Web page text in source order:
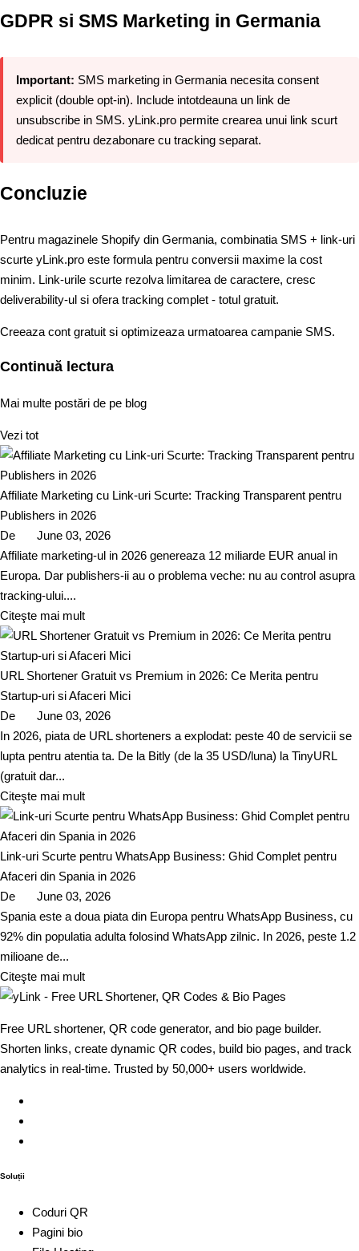
GDPR si SMS Marketing in Germania
Important: SMS marketing in Germania necesita consent
explicit (double opt-in). Include intotdeauna un link de
unsubscribe in SMS. yLink.pro permite crearea unui link scurt
dedicat pentru dezabonare cu tracking separat.
Concluzie
Pentru magazinele Shopify din Germania, combinatia SMS + link-uri
scurte yLink.pro este formula pentru conversii maxime la cost
minim. Link-urile scurte rezolva limitarea de caractere, cresc
deliverability-ul si ofera tracking complet - totul gratuit.
Creeaza cont gratuit si optimizeaza urmatoarea campanie SMS.
Continuă lectura
Mai multe postări de pe blog
Vezi tot
Affiliate Marketing cu Link-uri Scurte: Tracking Transparent pentru
Publishers in 2026
De
June 03, 2026
Affiliate marketing-ul in 2026 genereaza 12 miliarde EUR anual in
Europa. Dar publishers-ii au o problema veche: nu au control asupra
tracking-ului....
Citeşte mai mult
URL Shortener Gratuit vs Premium in 2026: Ce Merita pentru
Startup-uri si Afaceri Mici
De
June 03, 2026
In 2026, piata de URL shorteners a explodat: peste 40 de servicii se
lupta pentru atentia ta. De la Bitly (de la 35 USD/luna) la TinyURL
(gratuit dar...
Citeşte mai mult
Link-uri Scurte pentru WhatsApp Business: Ghid Complet pentru
Afaceri din Spania in 2026
De
June 03, 2026
Spania este a doua piata din Europa pentru WhatsApp Business, cu
92% din populatia adulta folosind WhatsApp zilnic. In 2026, peste 1.2
milioane de...
Citeşte mai mult
Free URL shortener, QR code generator, and bio page builder.
Shorten links, create dynamic QR codes, build bio pages, and track
analytics in real-time. Trusted by 50,000+ users worldwide.
Soluții
Coduri QR
Pagini bio